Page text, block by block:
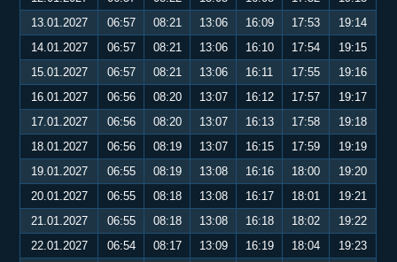
13.01.2027
06:57 08:21 13:06 16:09 17:53
19:14
14.01.2027
06:57 08:21 13:06 16:10 17:54
19:15
15.01.2027
06:57 08:21 13:06 16:11 17:55
19:16
16.01.2027
06:56 08:20 13:07 16:12 17:57
19:17
17.01.2027
06:56 08:20 13:07 16:13 17:58
19:18
18.01.2027
06:56 08:19 13:07 16:15 17:59
19:19
19.01.2027
06:55 08:19 13:08 16:16 18:00
19:20
20.01.2027
06:55 08:18 13:08 16:17 18:01
19:21
21.01.2027
06:55 08:18 13:08 16:18 18:02
19:22
22.01.2027
06:54 08:17 13:09 16:19 18:04
19:23